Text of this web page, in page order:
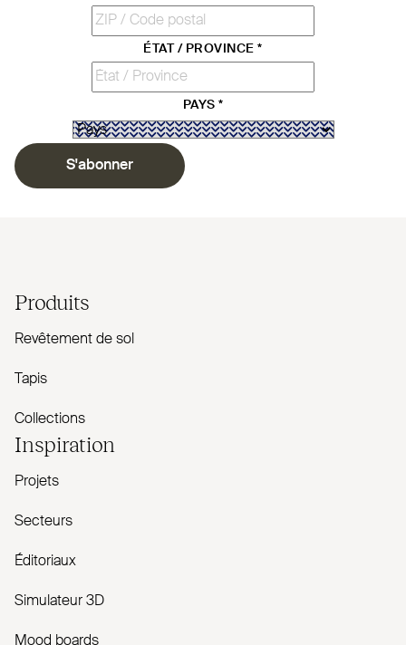
ÉTAT / PROVINCE*
PAYS *
S'abonner
Produits
Revêtement de sol
Tapis
Collections
Inspiration
Projets
Secteurs
Éditoriaux
Simulateur 3D
Mood boards